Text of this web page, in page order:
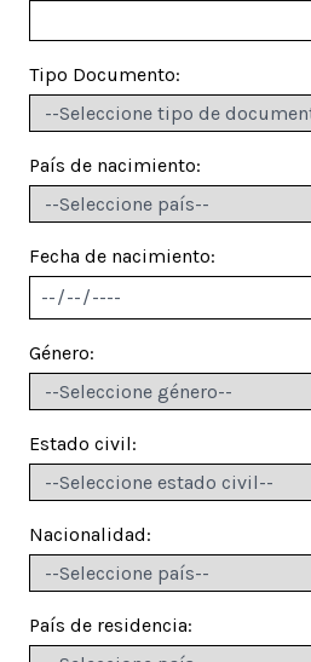
Tipo Documento:
País de nacimiento:
Fecha de nacimiento:
Género:
Estado civil:
Nacionalidad:
País de residencia: